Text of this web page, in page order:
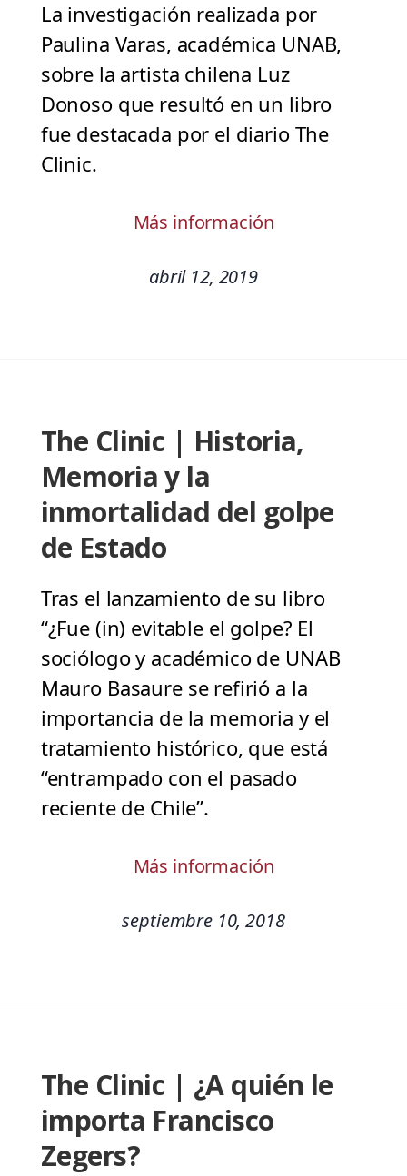
La investigación realizada por
Paulina Varas, académica UNAB,
sobre la artista chilena Luz
Donoso que resultó en un libro
fue destacada por el diario The
Clinic.
Más información
abril 12, 2019
The Clinic | Historia,
Memoria y la
inmortalidad del golpe
de Estado
Tras el lanzamiento de su libro
“¿Fue (in) evitable el golpe? El
sociólogo y académico de UNAB
Mauro Basaure se refirió a la
importancia de la memoria y el
tratamiento histórico, que está
“entrampado con el pasado
reciente de Chile”.
Más información
septiembre 10, 2018
The Clinic | ¿A quién le
importa Francisco
Zegers?